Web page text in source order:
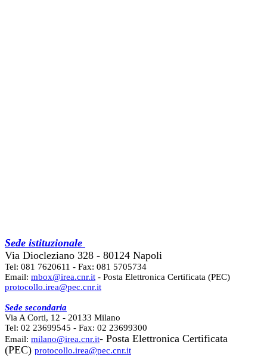
Sede istituzionale
Via Diocleziano 328 - 80124 Napoli
Tel: 081 7620611 - Fax: 081 5705734
Email: mbox@irea.cnr.it - Posta Elettronica Certificata (PEC)
protocollo.irea@pec.cnr.it
Sede secondaria
Via A Corti, 12 - 20133 Milano
Tel: 02 23699545 - Fax: 02 23699300
Email: milano@irea.cnr.it- Posta Elettronica Certificata
(PEC) protocollo.irea@pec.cnr.it